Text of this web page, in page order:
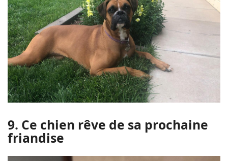
9. Ce chien rêve de sa prochaine
friandise